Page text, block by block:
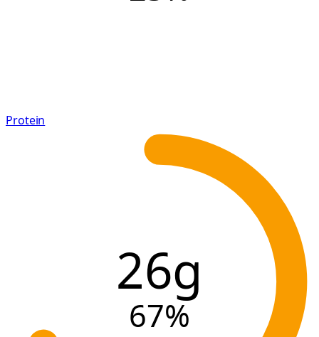
Protein
26g
67%